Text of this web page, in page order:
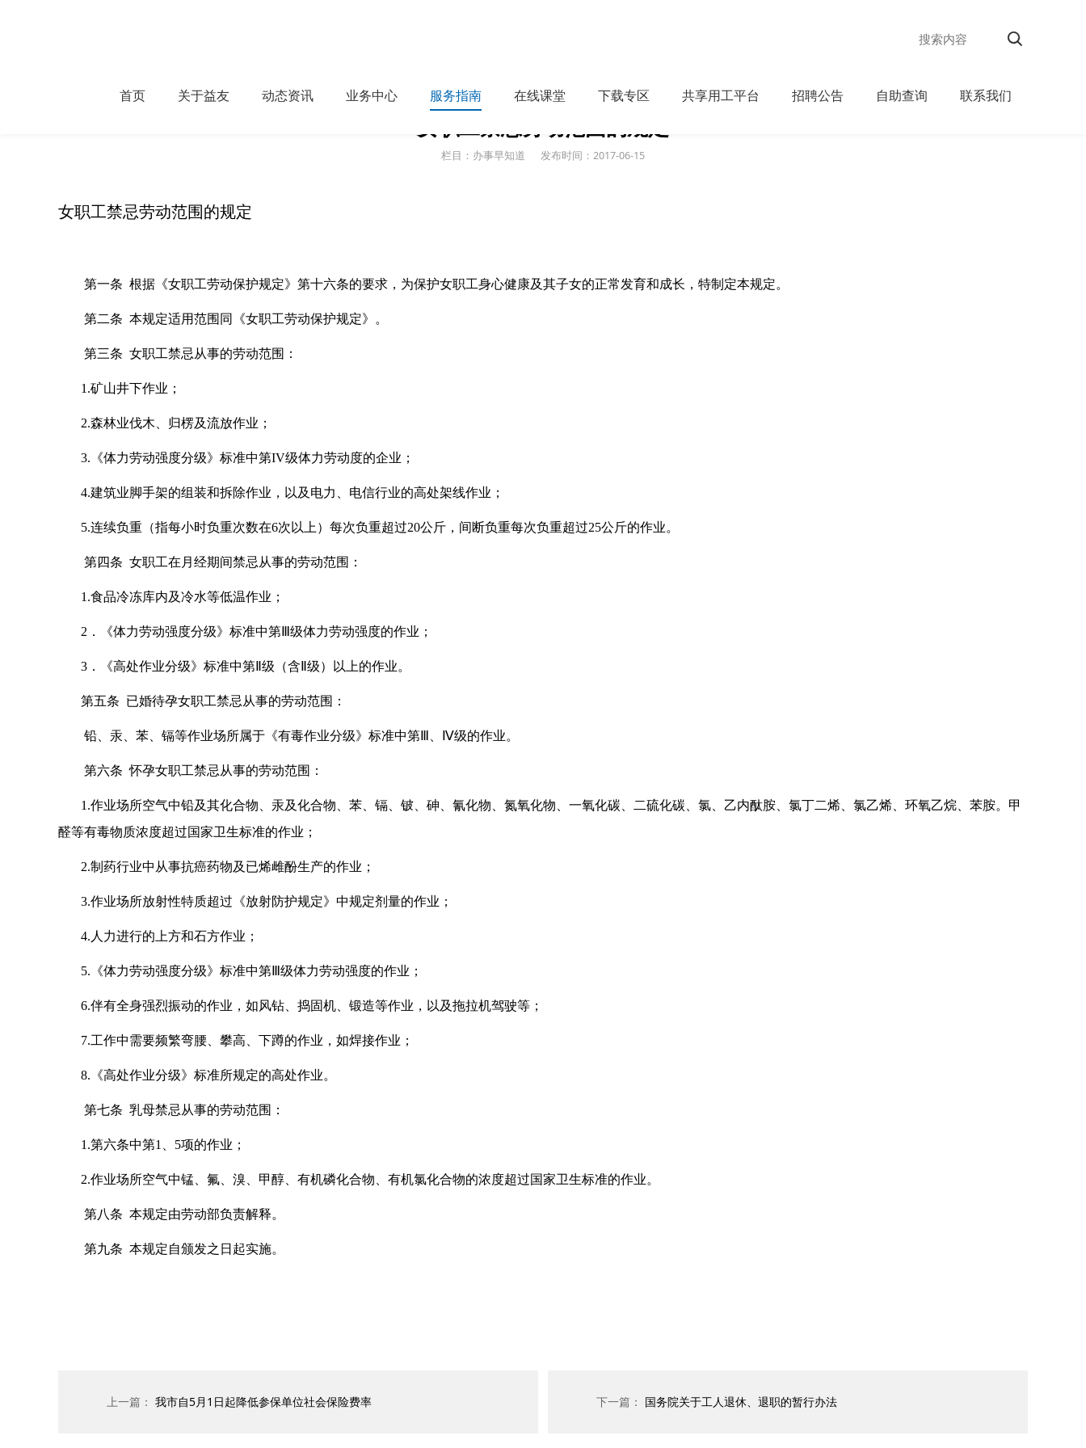
首页 关于益友 动态资讯 业务中心 服务指南 在线课堂 下载专区 共享用工平台 招聘公告 自助查询 联系我们
女职工禁忌劳动范围的规定
栏目：办事早知道 发布时间：2017-06-15
女职工禁忌劳动范围的规定
第一条 根据《女职工劳动保护规定》第十六条的要求，为保护女职工身心健康及其子女的正常发育和成长，特制定本规定。
第二条 本规定适用范围同《女职工劳动保护规定》。
第三条 女职工禁忌从事的劳动范围：
1.矿山井下作业；
2.森林业伐木、归楞及流放作业；
3. 《体力劳动强度分级》标准中第IV级体力劳动度的企业；
4.建筑业脚手架的组装和拆除作业，以及电力、电信行业的高处架线作业；
5.连续负重（指每小时负重次数在6次以上）每次负重超过20公斤，间断负重每次负重超过25公斤的作业。
第四条 女职工在月经期间禁忌从事的劳动范围：
1.食品冷冻库内及冷水等低温作业；
2 ．《体力劳动强度分级》标准中第 级体力劳动强度的作业；
3 ．《高处作业分级》标准中第 级（含 级）以上的作业。
第五条 已婚待孕女职工禁忌从事的劳动范围：
铅、汞、苯、镉等作业场所属于《有毒作业分级》标准中第 Ⅳ级的作业。
第六条 怀孕女职工禁忌从事的劳动范围：
1.作业场所空气中铅及其化合物、汞及化合物、苯、镉、铍、砷、氰化物、氮氧化物、一氧化碳、二硫化碳、氯、乙内酞胺、氯丁二烯、氯乙烯、环氧乙烷、苯胺。甲
醛等有毒物质浓度超过国家卫生标准的作业；
2.制药行业中从事抗癌药物及已烯雌酚生产的作业；
3.作业场所放射性特质超过《放射防护规定》中规定剂量的作业；
4. 人力进行的上方和石方作业；
5. 《体力劳动强度分级》标准中第 级体力劳动强度的作业；
6.伴有全身强烈振动的作业，如风钻、捣固机、锻造等作业，以及拖拉机驾驶等；
7.工作中需要频繁弯腰、攀高、下蹲的作业，如焊接作业；
8. 《高处作业分级》标准所规定的高处作业。
第七条 乳母禁忌从事的劳动范围：
1.第六条中第1 5项的作业；
2.作业场所空气中锰、氟、溴、甲醇、有机磷化合物、有机氯化合物的浓度超过国家卫生标准的作业。
第八条 本规定由劳动部负责解释。
第九条 本规定自颁发之日起实施。
上一篇： 我市自5月1日起降低参保单位社会保险费率 下一篇： 国务院关于工人退休、退职的暂行办法